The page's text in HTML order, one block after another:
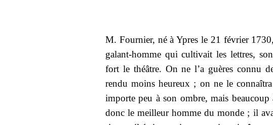
M. Fournier, né à Ypres le 21 février
galant-homme qui cultivait les lettres,
fort le théâtre. On ne l’a guères connu
rendu moins heureux ; on ne le
importe peu à son ombre, mais
donc le meilleur homme du monde ; il